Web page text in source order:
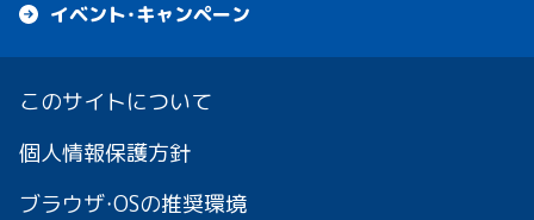
イベント・キャンペーン
このサイトについて
個人情報保護方針
ブラウザ・OSの推奨環境